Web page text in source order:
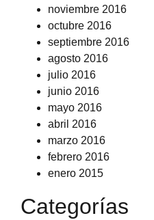
noviembre 2016
octubre 2016
septiembre 2016
agosto 2016
julio 2016
junio 2016
mayo 2016
abril 2016
marzo 2016
febrero 2016
enero 2015
Categorías